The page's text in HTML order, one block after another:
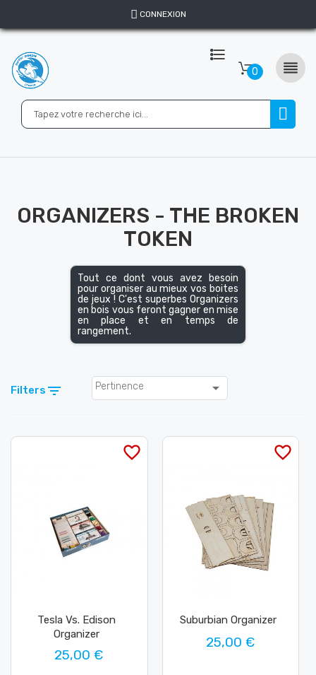
CONNEXION
0 
ORGANIZERS - THE BROKEN
TOKEN
Tout ce dont vous avez besoin
pour organiser au mieux vos boites
de jeux ! C'est superbes Organizers
en bois vous feront gagner en mise
en place et en temps de
rangement.
Filters  Pertinence 
favorite_border
Tesla Vs. Edison
Organizer
25,00 €
favorite_border
Suburbian Organizer
25,00 €